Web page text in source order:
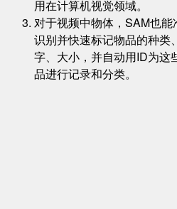
用在计算机视觉领域。
对于视频中物体，SAM也能
识别并快速标记物品的种类
字、大小，并自动用ID为这
品进行记录和分类。